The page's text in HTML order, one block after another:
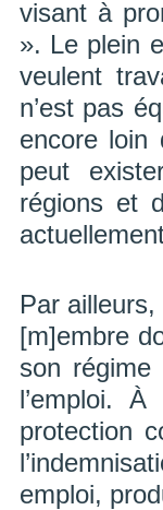
visant à
». Le plein
veulent
n’est pas
encore loin
peut
régions et
Par
[m]embre
son
l’emploi.
protection
emploi,